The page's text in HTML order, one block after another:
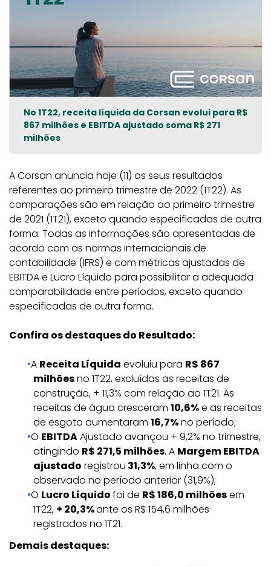
No 1T22, receita líquida da Corsan evolui para R$
867 milhões e EBITDA ajustado soma R$ 271
milhões
A Corsan anuncia hoje (11) os seus resultados
referentes ao primeiro trimestre de 2022 (1T22). As
comparações são em relação ao primeiro trimestre
de 2021 (1T21), exceto quando especificadas de outra
forma. Todas as informações são apresentadas de
acordo com as normas internacionais de
contabilidade (IFRS) e com métricas ajustadas de
EBITDA e Lucro Líquido para possibilitar a adequada
comparabilidade entre períodos, exceto quando
especificadas de outra forma.
Confira os destaques do Resultado:
A Receita Líquida evoluiu para R$ 867
milhõesno 1T22, excluídas as receitas de
construção, + 11,3% com relação ao 1T21. As
receitas de água cresceram 10,6%e as receitas
de esgoto aumentaram 16,7%no período;
O EBITDAAjustado avançou + 9,2% no trimestre,
atingindo R$ 271,5 milhões. A Margem EBITDA
ajustado registrou 31,3%, em linha com o
observado no período anterior (31,9%);
O Lucro Líquidofoi de R$ 186,0 milhõesem
1T22, + 20,3%ante os R$ 154,6 milhões
registrados no 1T21.
Demais destaques: